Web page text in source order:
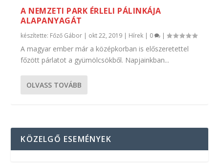
A NEMZETI PARK ÉRLELI PÁLINKÁJA
ALAPANYAGÁT
készítette: Főző Gábor | okt 22, 2019 | Hírek | 0 |
A magyar ember már a középkorban is előszeretettel
főzött párlatot a gyümölcsökből. Napjainkban...
OLVASS TOVÁBB
KÖZELGŐ ESEMÉNYEK